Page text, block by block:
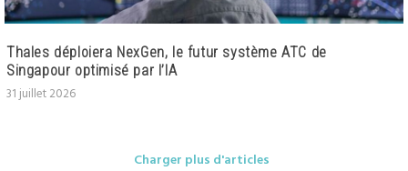
Thales déploiera NexGen, le futur système ATC de
Singapour optimisé par l’IA
31 juillet 2026
Charger plus d'articles